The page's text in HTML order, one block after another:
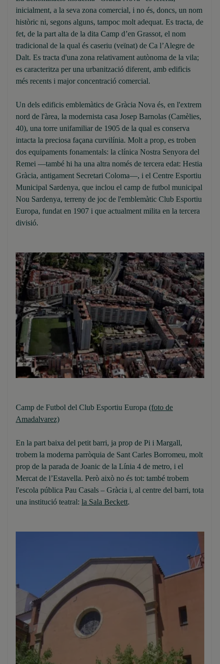
inicialment, a la seva zona comercial, i no és, doncs, un nom
històric ni, segons alguns, tampoc molt adequat. Es tracta, de
fet, de la part alta de la dita Camp d’en Grassot, el nom
tradicional de la qual és caseriu (veïnat) de Ca l’Alegre de
Dalt. Es tracta d'una zona relativament autònoma de la vila;
es caracteritza per una urbanització diferent, amb edificis
més recents i major concentració comercial.
Un dels edificis emblemàtics de Gràcia Nova és, en l'extrem
nord de l'àrea, la modernista casa Josep Barnolas (Camèlies,
40), una torre unifamiliar de 1905 de la qual es conserva
intacta la preciosa façana curvilínia. Molt a prop, es troben
dos equipaments fonamentals: la clínica Nostra Senyora del
Remei —també hi ha una altra només de tercera edat: Hestia
Gràcia, antigament Secretari Coloma—, i el Centre Esportiu
Municipal Sardenya, que inclou el camp de futbol municipal
Nou Sardenya, terreny de joc de l'emblemàtic Club Esportiu
Europa, fundat en 1907 i que actualment milita en la tercera
divisió.
Camp de Futbol del Club Esportiu Europa (foto de
Amadalvarez)
En la part baixa del petit barri, ja prop de Pi i Margall,
trobem la moderna parròquia de Sant Carles Borromeu, molt
prop de la parada de Joanic de la Línia 4 de metro, i el
Mercat de l’Estavella. Però això no és tot: també trobem
l'escola pública Pau Casals – Gràcia i, al centre del barri, tota
una institució teatral: la Sala Beckett.